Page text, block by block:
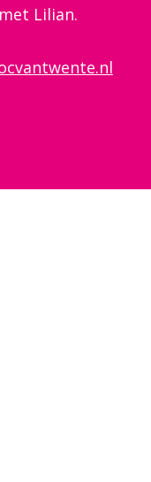
Lilian.